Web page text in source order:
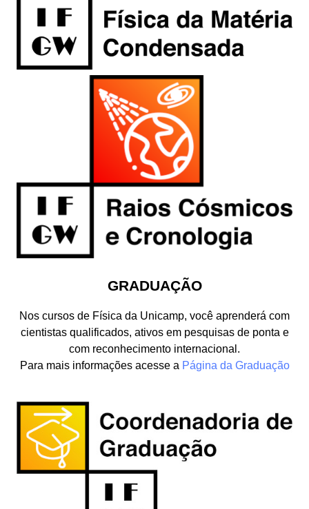
GRADUAÇÃO
Nos cursos de Física da Unicamp, você aprenderá com
cientistas qualificados, ativos em pesquisas de ponta e
com reconhecimento internacional.
Para mais informações acesse a Página da Graduação